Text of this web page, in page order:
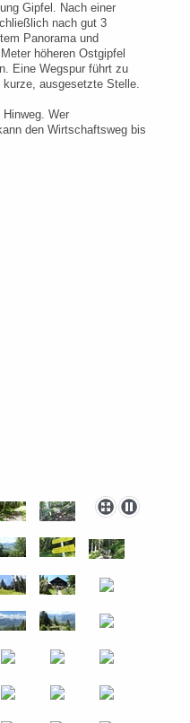
Gipfel. Nach einer
nach gut 3
Panorama und
höheren Ostgipfel
Eine Wegspur führt zu
kurze, ausgesetzte Stelle.
Wer
den Wirtschaftsweg bis